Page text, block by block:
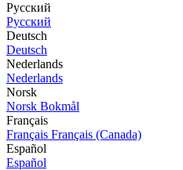
Русский
Русский
Deutsch
Deutsch
Nederlands
Nederlands
Norsk
Norsk Bokmål
Français
Français Français (Canada)
Español
Español